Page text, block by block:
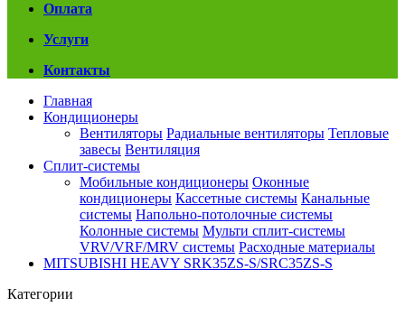
Оплата
Услуги
Контакты
Главная
Кондиционеры
Вентиляторы Радиальные вентиляторы Тепловые
завесы Вентиляция
Сплит-системы
Мобильные кондиционеры Оконные
кондиционеры Кассетные системы Канальные
системы Напольно-потолочные системы
Колонные системы Мульти сплит-системы
VRV/VRF/MRV системы Расходные материалы
MITSUBISHI HEAVY SRK35ZS-S/SRC35ZS-S
Категории